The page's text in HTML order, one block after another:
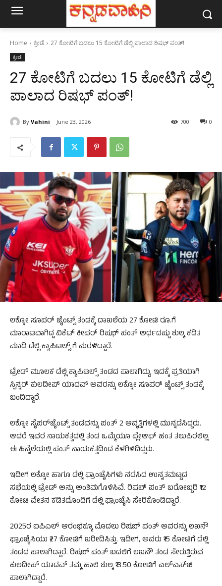
Home ಕ್ರೀಡೆ 27 ಕೋಟಿಗೆ ಬದಲು 15 ಕೋಟಿಗೆ ಡೆಲ್ಲಿ ಪಾಲಾದ ರಿಷಭ್ ಪಂತ್!
ಕ್ರೀಡೆ
27 ಕೋಟಿಗೆ ಬದಲು 15 ಕೋಟಿಗೆ ಡೆಲ್ಲಿ
ಪಾಲಾದ ರಿಷಭ್ ಪಂತ್!
By Vahini June 23, 2026 0
700
ಲಕ್ನೋ ಸೂಪರ್ ಜೈಂಟ್ಸ್ ತಂಡಕ್ಕೆ ದಾಖಲೆಯ 27 ಕೋಟಿ ರೂ.ಗೆ
ಮಾರಾಟವಾಗಿದ್ದ ವಿಕೆಟ್ ಕೀಪರ್ ರಿಷಭ್ ಪಂತ್ ಅರ್ಧದಷ್ಟು ಶುಲ್ಕ ಕಡಿತ
ಮಾಡಿ ಡೆಲ್ಲಿ ಕ್ಯಾಪಿಟಲ್ಸ್ ಗೆ ಮರಳಿದ್ದಾರೆ.
ಟ್ರೇಡ್ ಮೂಲಕ ಡೆಲ್ಲಿ ಕ್ಯಾಪಿಟಲ್ಸ್ ತಂಡದ ಪಾಲಾಗಿದ್ದು, ಇದಕ್ಕೆ ಪ್ರತಿಯಾಗಿ
ಸ್ಪಿನ್ನರ್ ಕುಲದೀಪ್ ಯಾದವ್ ಅವರನ್ನು ಲಕ್ನೋ ಸೂಪರ್ ಜೈಂಟ್ಸ್ ತಂಡಕ್ಕೆ
ಬಂದಿದ್ದಾರೆ.
ಲಕ್ನೋ ಸೈಪರ್‌ಜೈಂಟ್ಸ್ ತಂಡವನ್ನು ಪಂತ್ 2 ಆವೃತ್ತಿಗಳಲ್ಲಿ ಮುನ್ನಡೆಸಿದ್ದರು.
ಆದರೆ ಇವರ ನಾಯಕತ್ವದಲ್ಲಿ ತಂಡ ಒಮ್ಮೆಯೂ ಪ್ಲೇಆಫ್ ಹಂತ ತಲುಪಿರಲಿಲ್ಲ.
ಈ ಹಿನ್ನೆಲೆಯಲ್ಲಿ ಪಂತ್ ನಾಯಕತ್ವದಿಂದ ಕೆಳಗಿಳಿದಿದ್ದರು.
ಇದೀಗ ಲಕ್ನೋ ಹಾಗೂ ಡೆಲ್ಲಿ ಫ್ರಾಂಚೈಸಿಗಳು ನಡೆಸಿದ ಉನ್ನತಮಟ್ಟದ
ಸಭೆಯಲ್ಲಿ ಟ್ರೇಡ್ ಅನ್ನು ಅಂತಿಮಗೊಳಿಸಿವೆ. ರಿಷಬ್ ಪಂತ್ ಬರೋಬ್ಬರಿ ₹12
ಕೋಟಿ ವೇತನ ಕಡಿತದೊಂದಿಗೆ ಡೆಲ್ಲಿ ಫ್ರಾಂಚೈಸಿ ಸೇರಿಕೊಂಡಿದ್ದಾರೆ.
2025ರ ಐಪಿಎಲ್ ಆರಂಭಕ್ಕೂ ಮೊದಲು ರಿಷಬ್ ಪಂತ್‌ ಅವರನ್ನು ಲಖನೌ
ಫ್ರಾಂಚೈಸಿಯು ₹27 ಕೋಟಿಗೆ ಖರೀದಿಸಿತ್ತು. ಇದೀಗ, ಅವರು ₹15 ಕೋಟಿಗೆ ಡೆಲ್ಲಿ
ತಂಡದ ಪಾಲಾಗಿದ್ದಾರೆ. ರಿಷಬ್ ಪಂತ್ ಬದಲಿಗೆ ಲಖನೌ ತಂಡ ಸೇರುತ್ತಿರುವ
ಕುಲದೀಪ್ ಯಾದವ್ ತಮ್ಮ ಹಾಲಿ ಶುಲ್ಕ ₹13.50 ಕೋಟಿಗೆ ಎಲ್‌ಎಸ್‌ಜಿ
ಪಾಲಾಗಿದ್ದಾರೆ.